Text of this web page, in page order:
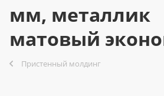
мм, металлик
матовый
Пристенный молдинг